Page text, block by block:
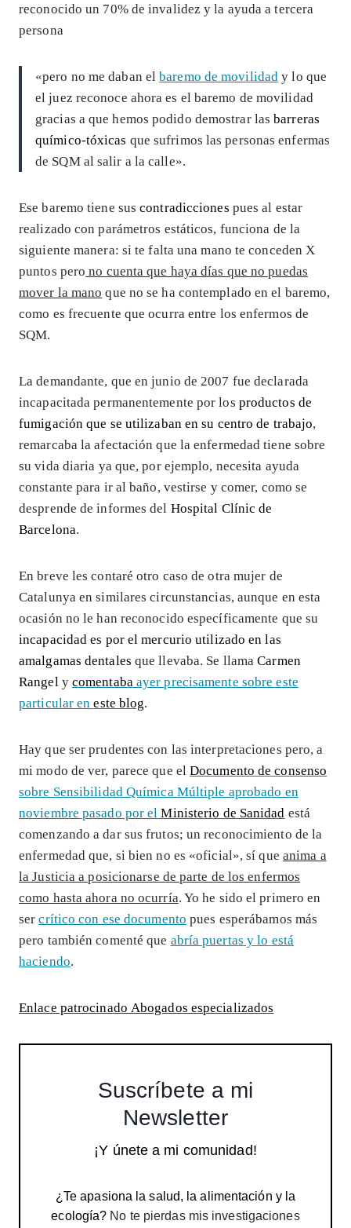
reconocido un 70% de invalidez y la ayuda a tercera
persona
«pero no me daban elbaremo de movilidad y lo que
el juez reconoce ahora es el baremo de movilidad
gracias a que hemos podido demostrar lasbarreras
químico-tóxicas que sufrimos las personas enfermas
de SQM al salir a la calle».
Ese baremo tiene suscontradicciones pues al estar
realizado con parámetros estáticos, funciona de la
siguiente manera: si te falta una mano te conceden X
puntos pero no cuenta que haya días que no puedas
mover la mano que no se ha contemplado en el baremo,
como es frecuente que ocurra entre los enfermos de
SQM.
La demandante, que en junio de 2007 fue declarada
incapacitada permanentemente por los productos de
fumigación que se utilizaban en su centro de trabajo,
remarcaba la afectación que la enfermedad tiene sobre
su vida diaria ya que, por ejemplo, necesita ayuda
constante para ir al baño, vestirse y comer, como se
desprende de informes del Hospital Clínic de
Barcelona.
En breve les contaré otro caso de otra mujer de
Catalunya en similares circunstancias, aunque en esta
ocasión no le han reconocido específicamente que su
incapacidad es por el mercurio utilizado en las
amalgamas dentales que llevaba. Se llamaCarmen
Rangel y comentaba ayer precisamente sobre este
particular eneste blog.
Hay que ser prudentes con las interpretaciones pero, a
mi modo de ver, parece que elDocumento de consenso
sobre Sensibilidad Química Múltiple aprobado en
noviembre pasado por elMinisterio de Sanidad está
comenzando a dar sus frutos; un reconocimiento de la
enfermedad que, si bien no es «oficial», sí que anima a
la Justicia a posicionarse de parte de los enfermos
como hasta ahora no ocurría. Yo he sido el primero en
sercrítico con ese documento pues esperábamos más
pero también comenté que abría puertas y lo está
haciendo.
Enlace patrocinado Abogados especializados
Suscríbete a mi
Newsletter
¡Y únete a mi comunidad!
¿Te apasiona la salud, la alimentación y la
ecología? No te pierdas mis investigaciones